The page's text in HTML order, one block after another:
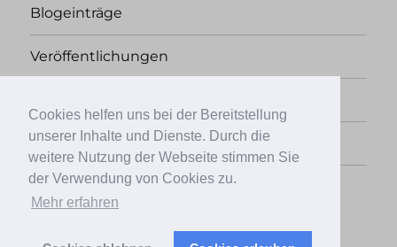
Cookies helfen uns bei der Bereitstellung
unserer Inhalte und Dienste. Durch die
weitere Nutzung der Webseite stimmen Sie
der Verwendung von Cookies zu.
Mehr erfahren
Blogeinträge
Veröffentlichungen
Übersicht
FacebookTwitter